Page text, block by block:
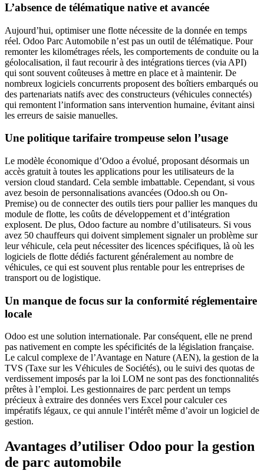
L’absence de télématique native et avancée
Aujourd’hui, optimiser une flotte nécessite de la donnée en temps
réel. Odoo Parc Automobile n’est pas un outil de télématique. Pour
remonter les kilométrages réels, les comportements de conduite ou la
géolocalisation, il faut recourir à des intégrations tierces (via API)
qui sont souvent coûteuses à mettre en place et à maintenir. De
nombreux logiciels concurrents proposent des boîtiers embarqués ou
des partenariats natifs avec des constructeurs (véhicules connectés)
qui remontent l’information sans intervention humaine, évitant ainsi
les erreurs de saisie manuelles.
Une politique tarifaire trompeuse selon l’usage
Le modèle économique d’Odoo a évolué, proposant désormais un
accès gratuit à toutes les applications pour les utilisateurs de la
version cloud standard. Cela semble imbattable. Cependant, si vous
avez besoin de personnalisations avancées (Odoo.sh ou On-
Premise) ou de connecter des outils tiers pour pallier les manques du
module de flotte, les coûts de développement et d’intégration
explosent. De plus, Odoo facture au nombre d’utilisateurs. Si vous
avez 50 chauffeurs qui doivent simplement signaler un problème sur
leur véhicule, cela peut nécessiter des licences spécifiques, là où les
logiciels de flotte dédiés facturent généralement au nombre de
véhicules, ce qui est souvent plus rentable pour les entreprises de
transport ou de logistique.
Un manque de focus sur la conformité réglementaire
locale
Odoo est une solution internationale. Par conséquent, elle ne prend
pas nativement en compte les spécificités de la législation française.
Le calcul complexe de l’Avantage en Nature (AEN), la gestion de la
TVS (Taxe sur les Véhicules de Sociétés), ou le suivi des quotas de
verdissement imposés par la loi LOM ne sont pas des fonctionnalités
prêtes à l’emploi. Les gestionnaires de parc perdent un temps
précieux à extraire des données vers Excel pour calculer ces
impératifs légaux, ce qui annule l’intérêt même d’avoir un logiciel de
gestion.
Avantages d’utiliser Odoo pour la gestion
de parc automobile